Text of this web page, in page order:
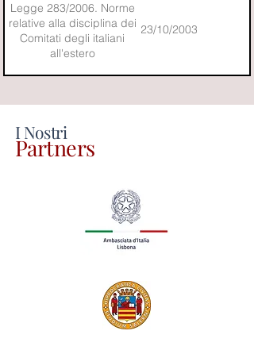
Legge 283/2006. Norme
relative alla disciplina dei
Comitati degli italiani
all'estero
23/10/2003
I Nostri
Partners